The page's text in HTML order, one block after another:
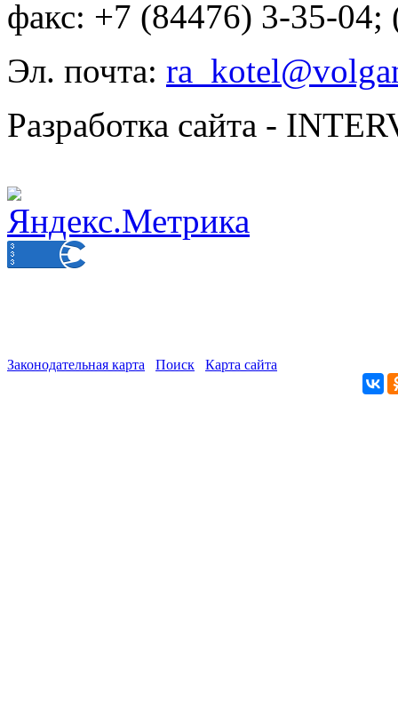
факс: +7 (84476) 3-35-04;
Эл. почта:
Разработка сайта -
Законодательная карта Поиск Карта сайта